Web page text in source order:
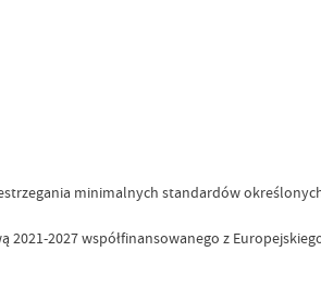
minimalnych standardów
2027 współfinansowanego z